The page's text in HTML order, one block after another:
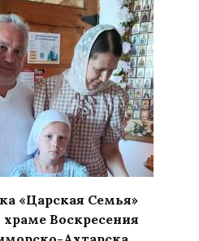
«Царская Семья»
Воскресения